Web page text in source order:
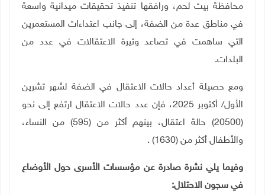
محافظة بيت لحم، ورافقها تنفيذ تحقيقات ميدانية واسعة
في مناطق عدة من الضفة، إلى جانب اعتداءات المستعمرين
التي ساهمت في تصاعد وتيرة الاعتقالات في عدد من
البلدات.
ومع حصيلة أعداد حالات الاعتقال في الضفة لشهر تشرين
الأول/ أكتوبر 2025، فإن عدد حالات الاعتقال ارتفع إلى نحو
(20500) حالة اعتقال، بينهم أكثر من (595) من النساء،
والأطفال أكثر من (1630)
.
وفيما يلي نشرة صادرة عن مؤسسات الأسرى حول الأوضاع
في سجون الاحتلال: